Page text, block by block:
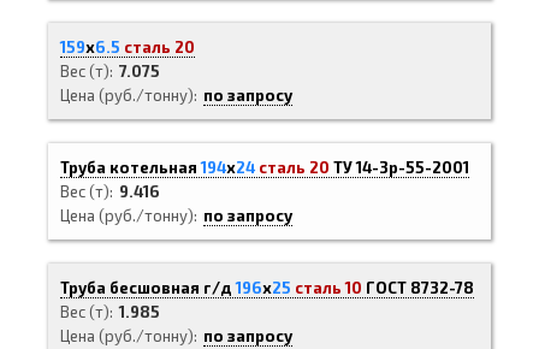
159х6.5 сталь 20
Вес (т) 7.075
Цена (руб./тонну)
по запросу
Труба котельная194х24 сталь 20 ТУ 14-3р-55-2001
Вес (т)
9.416
Цена (руб./тонну)
по запросу
Труба бесшовная г/д196х25 сталь 10 ГОСТ 8732-78
Вес (т) 1.985
Цена (руб./тонну)
по запросу